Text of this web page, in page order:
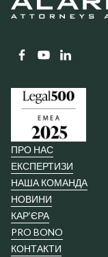
ПРО НАС
ЕКСПЕРТИЗИ
НАША КОМАНДА
НОВИНИ
КАР’ЄРА
PRO BONO
КОНТАКТИ